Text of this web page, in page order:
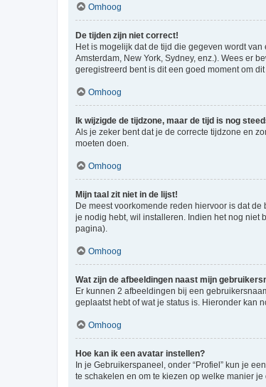
Omhoog
De tijden zijn niet correct!
Het is mogelijk dat de tijd die gegeven wordt
Amsterdam, New York, Sydney, enz.). Wees er
geregistreerd bent is dit een goed moment om dit
Omhoog
Ik wijzigde de tijdzone, maar de tijd is nog
Als je zeker bent dat je de correcte tijdzone en
moeten doen.
Omhoog
Mijn taal zit niet in de lijst!
De meest voorkomende reden hiervoor is dat
je nodig hebt, wil installeren. Indien het nog niet
pagina).
Omhoog
Wat zijn de afbeeldingen naast mijn
Er kunnen 2 afbeeldingen bij een
geplaatst hebt of wat je status is. Hieronder kan
Omhoog
Hoe kan ik een avatar instellen?
In je Gebruikerspaneel, onder “Profiel” kun je
te schakelen en om te kiezen op welke manier